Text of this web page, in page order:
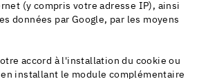
(y compris votre adresse IP), ainsi
données par Google, par les moyens
accord à l'installation du cookie ou
installant le module complémentaire